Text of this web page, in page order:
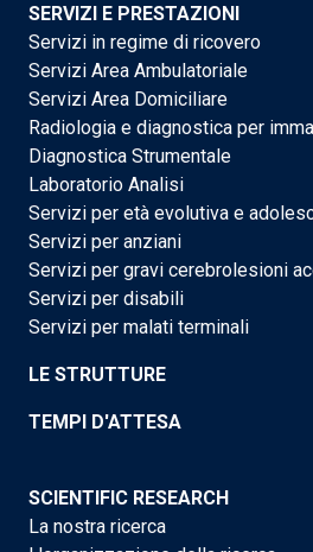
SERVIZI E PRESTAZIONI
Servizi in regime di ricovero
Servizi Area Ambulatoriale
Servizi Area Domiciliare
Radiologia e diagnostica per
Diagnostica Strumentale
Laboratorio Analisi
Servizi per età evolutiva e
Servizi per anziani
Servizi per gravi cerebrolesioni
Servizi per disabili
Servizi per malati terminali
LE STRUTTURE
TEMPI D'ATTESA
SCIENTIFIC RESEARCH
La nostra ricerca